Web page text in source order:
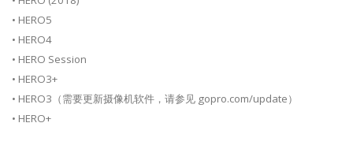
• HERO5
• HERO4
• HERO Session
• HERO3+
• HERO3（需要更新摄像机软件，请参见 gopro.com/update）
• HERO+